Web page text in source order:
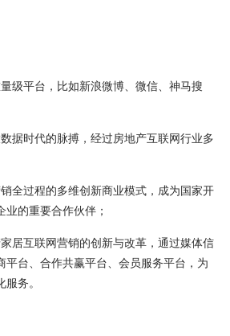
级平台，比如新浪微博、微信、神马搜
据时代的脉搏，经过房地产互联网行业多
全过程的多维创新商业模式，成为国家开
业的重要合作伙伴；
居互联网营销的创新与改革，通过媒体信
平台、合作共赢平台、会员服务平台，为
务。